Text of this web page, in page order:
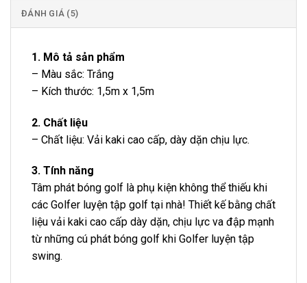
ĐÁNH GIÁ (5)
1. Mô tả sản phẩm
– Màu sắc: Trắng
– Kích thước: 1,5m x 1,5m
2. Chất liệu
– Chất liệu: Vải kaki cao cấp, dày dặn chịu lực.
3. Tính năng
Tâm phát bóng golf là phụ kiện không thể thiếu khi
các Golfer luyện tập golf tại nhà! Thiết kế bằng chất
liệu vải kaki cao cấp dày dặn, chịu lực va đập mạnh
từ những cú phát bóng golf khi Golfer luyện tập
swing.